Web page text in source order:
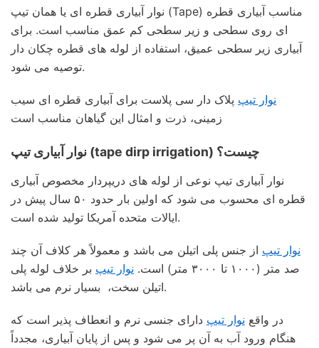
نوار آبیاری قطره ای یا همان تیپ (Tape) مناسب آبیاری قطره
ای روی سطحی و زیر سطحی کم عمق مناسب است. برای
آبیاری زیر سطحی عمیق، استفاده از لوله های قطره چکان دار
توصیه می شود.
نوار تیپ پلاک دار سی پلاست برای آبیاری قطره ای سیب
زمینی، ذرت و امثال این گیاهان مناسب است
نوار آبیاری تیپ (tape dirp irrigation) چیست؟
نوار آبیاری تیپ نوعی از لوله های دریپردار مخصوص آبیاری
قطره ای محسوب می شود که اولین بار حدود ۵۰ سال پیش در
ایالات متحده آمریکا تولید شده است.
نوار تیپ از جنس پلی اتیلن می باشد و معمولاً هر کلاف آن چند
صد متر (۱۰۰۰ تا ۳۰۰۰ متر) است.
نوار تیپ بر خلاف لوله پلی
اتیلن سخت، بسیار نرم می باشد.
در واقع نوار تیپ دارای جنسی نرم و انعطاف پذیر است که
هنگام ورود آب به آن پر می شود و پس از پایان آبیاری، مجدداً